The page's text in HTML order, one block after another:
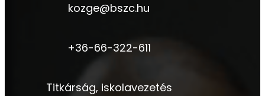
kozge@bszc.hu
+36-66-322-611
Titkárság, iskolavezetés